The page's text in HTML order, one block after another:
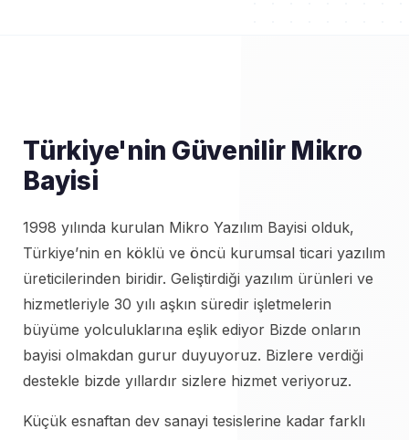
Türkiye'nin Güvenilir Mikro
Bayisi
1998 yılında kurulan Mikro Yazılım Bayisi olduk,
Türkiye’nin en köklü ve öncü kurumsal ticari yazılım
üreticilerinden biridir. Geliştirdiği yazılım ürünleri ve
hizmetleriyle 30 yılı aşkın süredir işletmelerin
büyüme yolculuklarına eşlik ediyor Bizde onların
bayisi olmakdan gurur duyuyoruz. Bizlere verdiği
destekle bizde yıllardır sizlere hizmet veriyoruz.
Küçük esnaftan dev sanayi tesislerine kadar farklı